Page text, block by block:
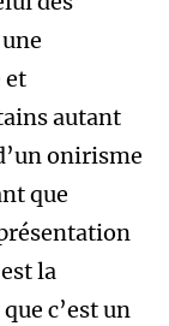
et
autant
onirisme
que
la
c’est un